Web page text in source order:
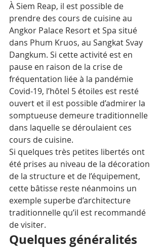
À Siem Reap, il est possible de
prendre des cours de cuisine au
Angkor Palace Resort et Spa situé
dans Phum Kruos, au Sangkat Svay
Dangkum. Si cette activité est en
pause en raison de la crise de
fréquentation liée à la pandémie
Covid-19, l’hôtel 5 étoiles est resté
ouvert et il est possible d’admirer la
somptueuse demeure traditionnelle
dans laquelle se déroulaient ces
cours de cuisine.
Si quelques très petites libertés ont
été prises au niveau de la décoration
de la structure et de l’équipement,
cette bâtisse reste néanmoins un
exemple superbe d’architecture
traditionnelle qu’il est recommandé
de visiter.
Quelques généralités